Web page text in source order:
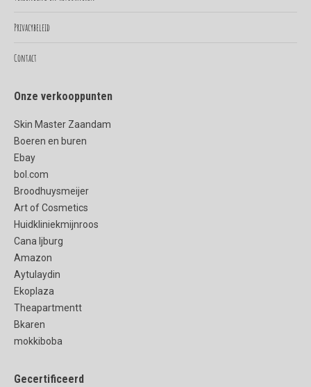
Privacybeleid
Contact
Onze verkooppunten
Skin Master Zaandam
Boeren en buren
Ebay
bol.com
Broodhuysmeijer
Art of Cosmetics
Huidkliniekmijnroos
Cana Ijburg
Amazon
Aytulaydin
Ekoplaza
Theapartmentt
Bkaren
mokkiboba
Gecertificeerd